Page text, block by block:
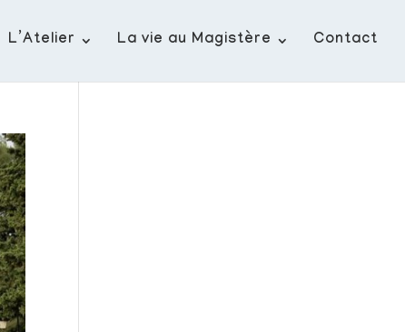
L’Atelier La vie au Magistère Contact